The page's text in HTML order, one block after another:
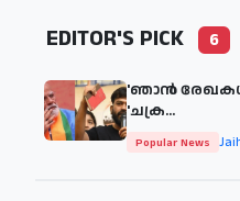
EDITOR'S PICK 6
'ഞാന്‍
'ചക്ര...
Popular News